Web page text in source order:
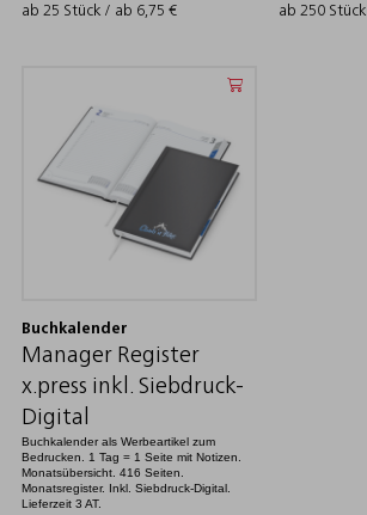
ab 25 Stück / ab 6,75 € ab 250 Stück
Buchkalender
Manager Register
x.press inkl. Siebdruck-
Digital
Buchkalender als Werbeartikel zum
Bedrucken. 1 Tag = 1 Seite mit Notizen.
Monatsübersicht. 416 Seiten.
Monatsregister. Inkl. Siebdruck-Digital.
Lieferzeit 3 AT.